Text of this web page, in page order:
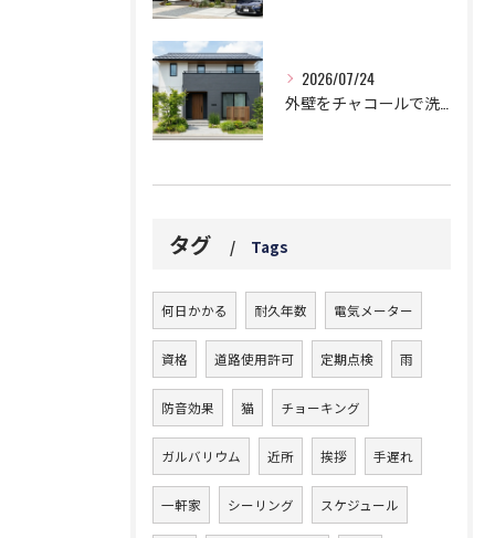
2026/07/24
タグ Tags
何日かかる 耐久年数 電気メーター
資格 道路使用許可 定期点検 雨
防音効果 猫 チョーキング
ガルバリウム 近所 挨拶 手遅れ
一軒家 シーリング スケジュール